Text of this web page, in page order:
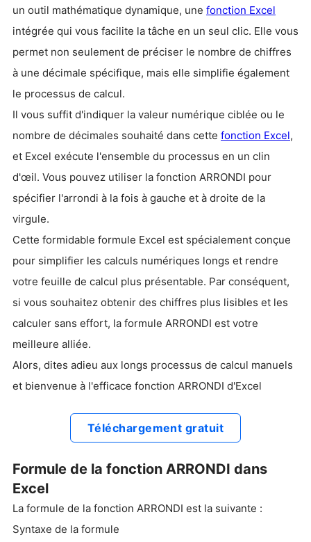
un outil mathématique dynamique, une fonction Excel
intégrée qui vous facilite la tâche en un seul clic. Elle vous
permet non seulement de préciser le nombre de chiffres
à une décimale spécifique, mais elle simplifie également
le processus de calcul.
Il vous suffit d'indiquer la valeur numérique ciblée ou le
nombre de décimales souhaité dans cette fonction Excel,
et Excel exécute l'ensemble du processus en un clin
d'œil. Vous pouvez utiliser la fonction ARRONDI pour
spécifier l'arrondi à la fois à gauche et à droite de la
virgule.
Cette formidable formule Excel est spécialement conçue
pour simplifier les calculs numériques longs et rendre
votre feuille de calcul plus présentable. Par conséquent,
si vous souhaitez obtenir des chiffres plus lisibles et les
calculer sans effort, la formule ARRONDI est votre
meilleure alliée.
Alors, dites adieu aux longs processus de calcul manuels
et bienvenue à l'efficace fonction ARRONDI d'Excel
Téléchargement gratuit
Formule de la fonction ARRONDI dans
Excel
La formule de la fonction ARRONDI est la suivante :
Syntaxe de la formule